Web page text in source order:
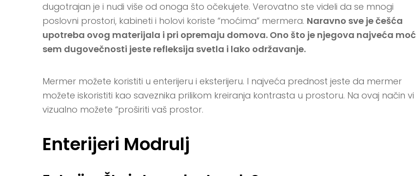
dugotrajan je i nudi više od onoga što očekujete. Verovatno ste videli da se mnogi
poslovni prostori, kabineti i holovi koriste “moćima” mermera. Naravno sve je češća
upotreba ovog materijala i pri opremaju domova. Ono što je njegova najveća moć
sem dugovečnosti jeste refleksija svetla i lako održavanje.
Mermer možete koristiti u enterijeru i eksterijeru. I najveća prednost jeste da mermer
možete iskoristiti kao saveznika prilikom kreiranja kontrasta u prostoru. Na ovaj način vi
vizualno možete “proširiti vaš prostor.
Enterijeri Modrulj